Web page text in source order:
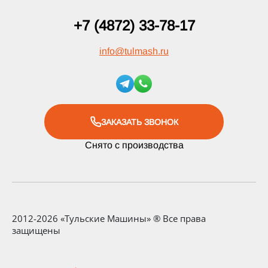
+7 (4872) 33-78-17
info@tulmash.ru
ЗАКАЗАТЬ ЗВОНОК
Снято с производства
2012-2026 «Тульские Машины» ® Все права
защищены